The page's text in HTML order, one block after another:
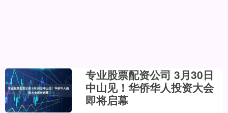
专业股票配资公司 3月30日
中山见！华侨华人投资大会
即将启幕